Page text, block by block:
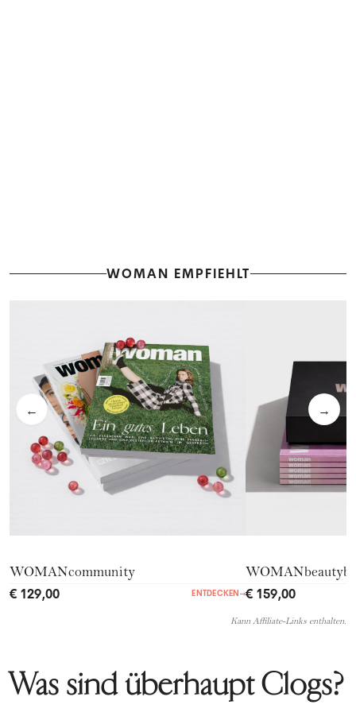
WOMAN EMPFIEHLT
← →
WOMANcommunity
€ 129,00 ENTDECKEN →€ 159,00
Kann Affiliate-Links enthalten.
Was sind überhaupt Clogs?